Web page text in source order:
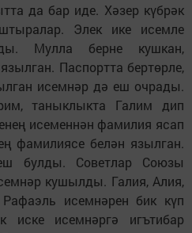
да бар иде. Хәзер күбрәк
Элек ике исемле
Мулла берне кушкан,
Паспортта бертөрле,
исемнәр дә еш очрады.
таныклыкта Галим дип
исеменнән фамилия ясап
фамилиясе белән язылган.
булды. Советлар Союзы
кушылды. Галия, Алия,
исемнәрен бик күп
иске исемнәргә игътибар